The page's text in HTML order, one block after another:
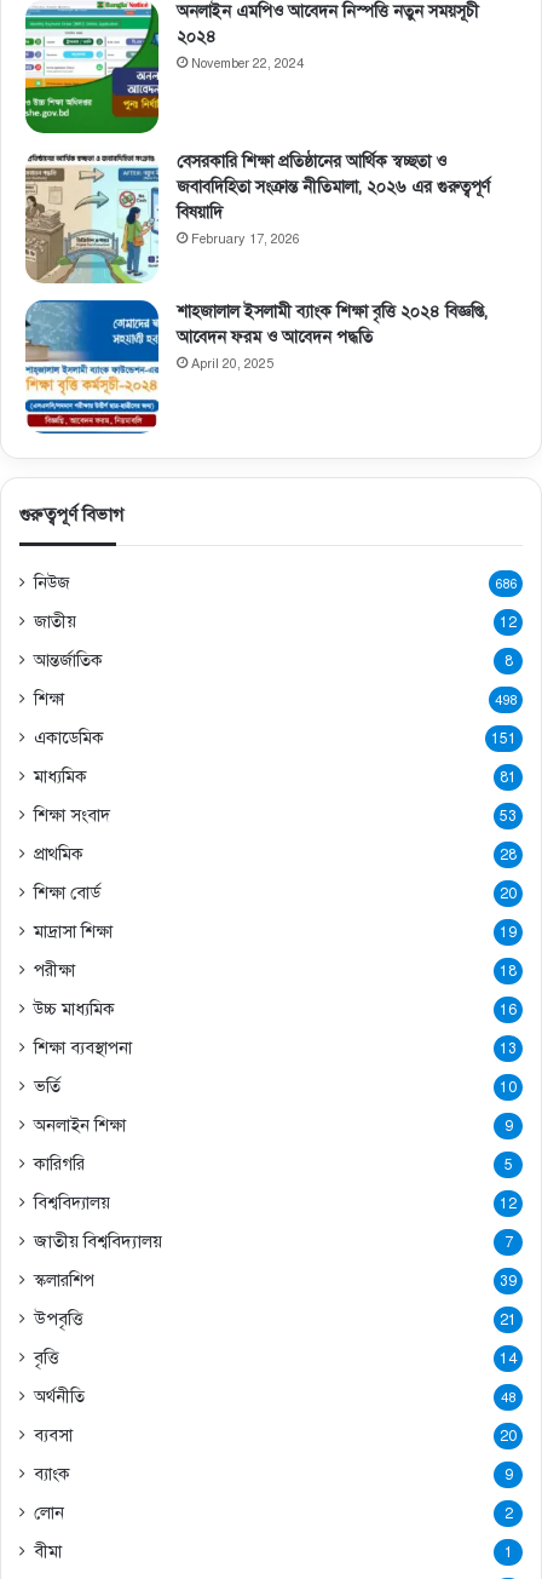
অনলাইন এমপিও আবেদন নিস্পত্তি নতুন সময়সূচী
২০২৪
November 22, 2024
বেসরকারি শিক্ষা প্রতিষ্ঠানের আর্থিক স্বচ্ছতা ও
জবাবদিহিতা সংক্রান্ত নীতিমালা, ২০২৬ এর গুরুত্বপূর্ণ
বিষয়াদি
February 17, 2026
শাহজালাল ইসলামী ব্যাংক শিক্ষা বৃত্তি ২০২৪ বিজ্ঞপ্তি,
আবেদন ফরম ও আবেদন পদ্ধতি
April 20, 2025
গুরুত্বপূর্ণ বিভাগ
নিউজ 686
জাতীয় 12
আন্তর্জাতিক 8
শিক্ষা 498
একাডেমিক 151
মাধ্যমিক 81
শিক্ষা সংবাদ 53
প্রাথমিক 28
শিক্ষা বোর্ড 20
মাদ্রাসা শিক্ষা 19
পরীক্ষা 18
উচ্চ মাধ্যমিক 16
শিক্ষা ব্যবস্থাপনা 13
ভর্তি 10
অনলাইন শিক্ষা 9
কারিগরি 5
বিশ্ববিদ্যালয় 12
জাতীয় বিশ্ববিদ্যালয় 7
স্কলারশিপ 39
উপবৃত্তি 21
বৃত্তি 14
অর্থনীতি 48
ব্যবসা 20
ব্যাংক 9
লোন 2
বীমা 1